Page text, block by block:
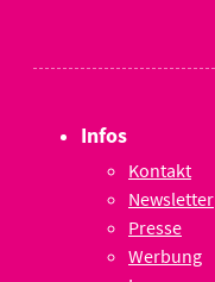
Infos
Kontakt
Newsletter
Presse
Werbung